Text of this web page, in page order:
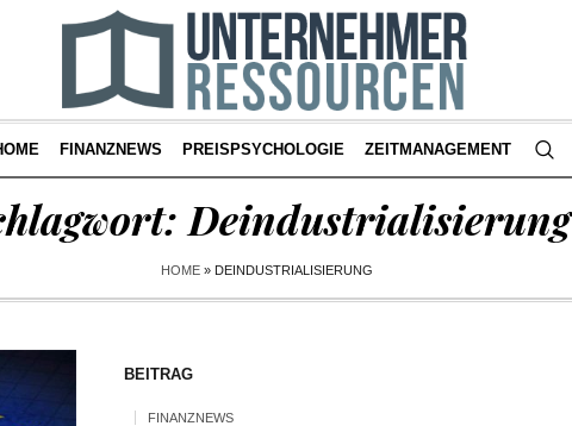
FINANZNEWS PREISPSYCHOLOGIE ZEITMANAGEMENT
Deindustrialisierung
HOME » DEINDUSTRIALISIERUNG
BEITRAG
FINANZNEWS